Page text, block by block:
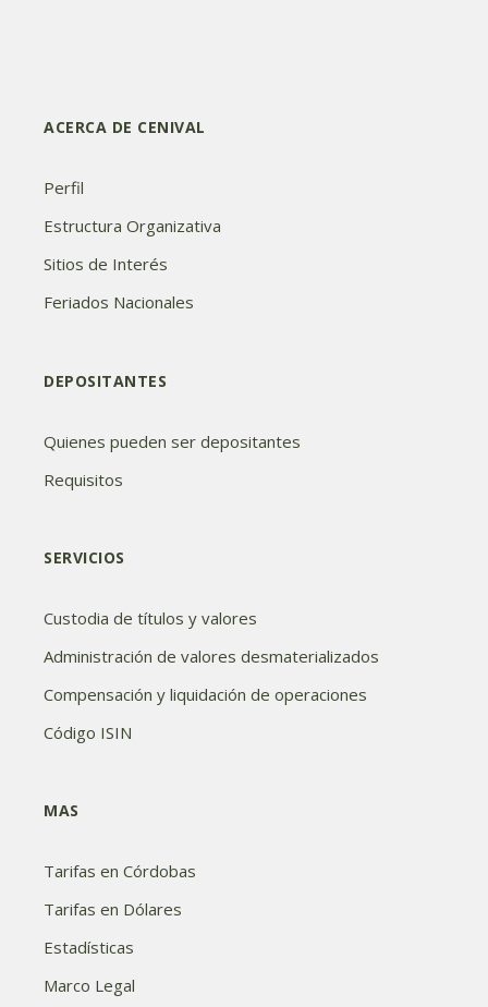
ACERCA DE CENIVAL
Perfil
Estructura Organizativa
Sitios de Interés
Feriados Nacionales
DEPOSITANTES
Quienes pueden ser depositantes
Requisitos
SERVICIOS
Custodia de títulos y valores
Administración de valores desmaterializados
Compensación y liquidación de operaciones
Código ISIN
MAS
Tarifas en Córdobas
Tarifas en Dólares
Estadísticas
Marco Legal